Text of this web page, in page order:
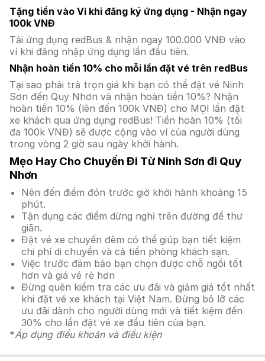
Tặng tiền vào Ví khi đăng ký ứng dụng - Nhận ngay
100k VNĐ
Tải ứng dụng redBus & nhận ngay 100.000 VNĐ vào
ví khi đăng nhập ứng dụng lần đầu tiên.
Nhận hoàn tiền 10% cho mỗi lần đặt vé trên redBus
Tại sao phải trả trọn giá khi bạn có thể đặt vé Ninh
Sơn đến Quy Nhơn và nhận hoàn tiền 10%? Nhận
hoàn tiền 10% (lên đến 100k VNĐ) cho MỌI lần đặt
xe khách qua ứng dụng redBus! Tiền hoàn 10% (tối
đa 100k VNĐ) sẽ được cộng vào ví của người dùng
trong vòng 2 giờ sau ngày khởi hành.
Mẹo Hay Cho Chuyến Đi Từ Ninh Sơn đi Quy
Nhơn
Nên đến điểm đón trước giờ khởi hành khoảng 15
phút.
Tận dụng các điểm dừng nghỉ trên đường để thư
giãn.
Đặt vé xe chuyến đêm có thể giúp bạn tiết kiệm
chi phí di chuyển và cả tiền phòng khách sạn.
Việc trước đảm bảo bạn chọn được chỗ ngồi tốt
hơn và giá vé rẻ hơn
Đừng quên kiểm tra các ưu đãi và giảm giá tốt nhất
khi đặt vé xe khách tại Việt Nam. Đừng bỏ lỡ các
ưu đãi dành cho người dùng mới và tiết kiệm đến
30% cho lần đặt vé xe đầu tiên của bạn.
*Áp dụng điều khoản và điều kiện